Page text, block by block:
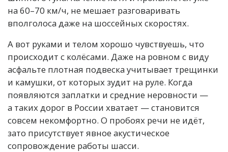
на 60–70 км/ч, не мешает разговаривать
вполголоса даже на шоссейных скоростях.
А вот руками и телом хорошо чувствуешь, что
происходит с колёсами. Даже на ровном с виду
асфальте плотная подвеска учитывает трещинки
и камушки, от которых зудит на руле. Когда
появляются заплатки и средние неровности —
а таких дорог в России хватает — становится
совсем некомфортно. О пробоях речи не идёт,
зато присутствует явное акустическое
сопровождение работы шасси.